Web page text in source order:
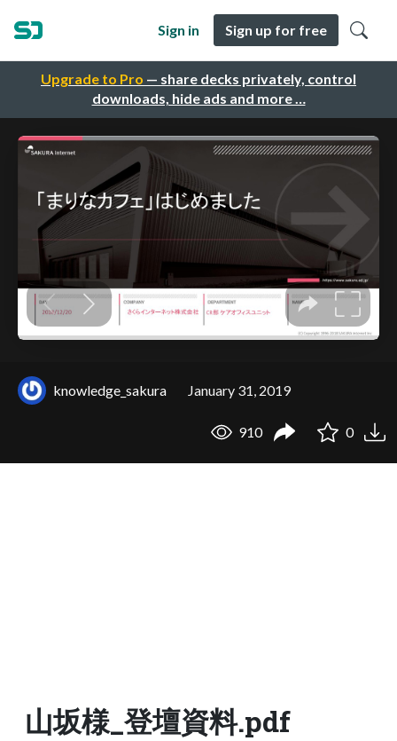
Upgrade to Pro — share decks privately, control
downloads, hide ads and more …
Sign in Sign up for free
knowledge_sakura January 31, 2019
910 0
山坂様_登壇資料.pdf